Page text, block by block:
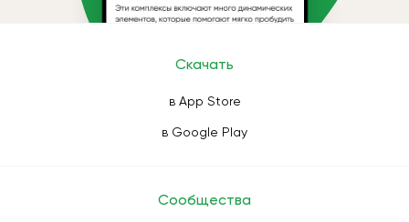
Скачать
в App Store
в Google Play
Сообщества